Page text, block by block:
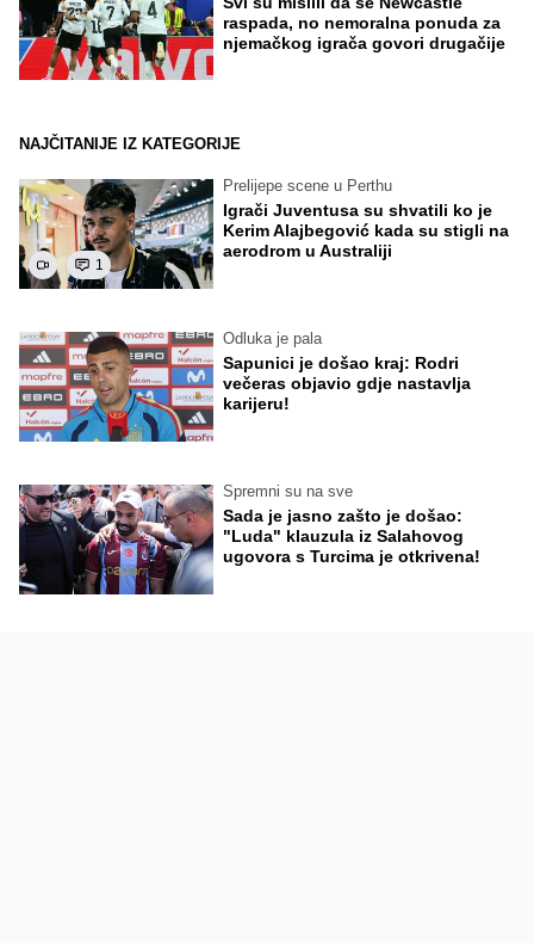
raspada, no nemoralna ponuda za
njemačkog igrača govori drugačije
NAJČITANIJE IZ KATEGORIJE
1
Prelijepe scene u Perthu
Igrači Juventusa su shvatili ko je
Kerim Alajbegović kada su stigli na
aerodrom u Australiji
Odluka je pala
Sapunici je došao kraj: Rodri
večeras objavio gdje nastavlja
karijeru!
Spremni su na sve
Sada je jasno zašto je došao:
"Luda" klauzula iz Salahovog
ugovora s Turcima je otkrivena!